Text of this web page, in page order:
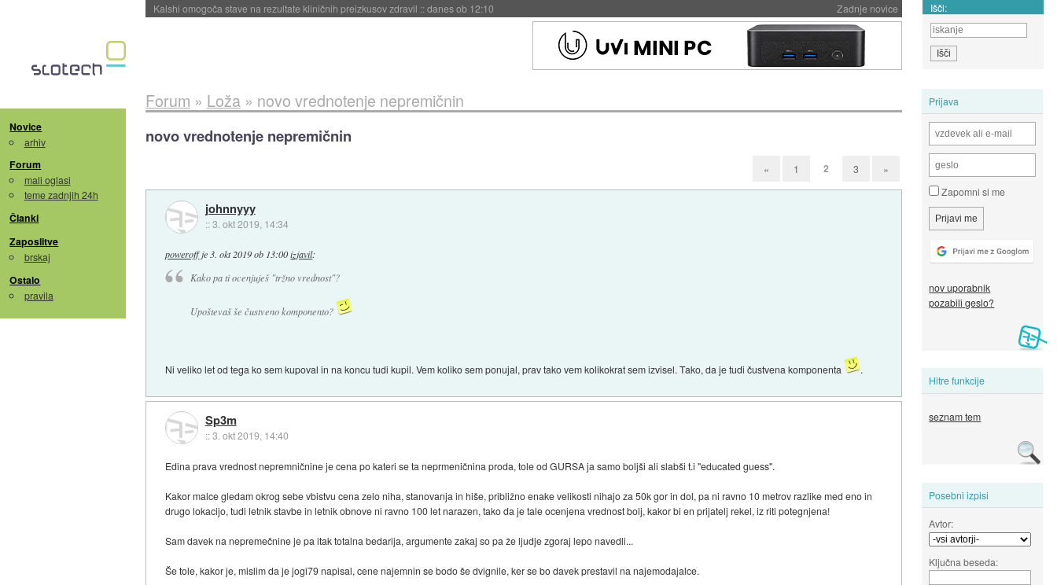
Zadnje novice
Sandisk že prodal več kot polovico SSD-jev za naslednji dve leti::danes ob 11:37 Išči:
Novice
arhiv
Forum
mali oglasi
teme zadnjih 24h
Članki
Zaposlitve
brskaj
Ostalo
pravila
Prijava
Zapomni si me
nov uporabnik
pozabili geslo?
Hitre funkcije
seznam tem
Posebni izpisi
Avtor:
Ključna beseda:
Forum » Loža» novo vrednotenje nepremičnin
novo vrednotenje nepremičnin
« 1 2 3 »
johnnyyy
::3. okt 2019, 14:34
poweroffje 3. okt 2019 ob 13:00 izjavil:
Kako pa ti ocenjuješ "tržno vrednost"?
Upoštevaš še čustveno komponento?
Ni veliko let od tega ko sem kupoval in na koncu tudi kupil. Vem koliko sem ponujal, prav tako vem kolikokrat sem izvisel. Tako, da je tudi čustvena komponenta .
Sp3m
::3. okt 2019, 14:40
Edina prava vrednost nepremničnine je cena po kateri se ta neprmeničnina proda, tole od GURSA ja samo boljši ali slabši t.i "educated guess".
Kakor malce gledam okrog sebe vbistvu cena zelo niha, stanovanja in hiše, približno enake velikosti nihajo za 50k gor in dol, pa ni ravno 10 metrov razlike med eno in
drugo lokacijo, tudi letnik stavbe in letnik obnove ni ravno 100 let narazen, tako da je tale ocenjena vrednost bolj, kakor bi en prijatelj rekel, iz riti potegnjena!
Sam davek na nepremečnine je pa itak totalna bedarija, argumente zakaj so pa že ljudje zgoraj lepo navedli...
Še tole, kakor je, mislim da je jogi79 napisal, cene najemnin se bodo še dvignile, ker se bo davek prestavil na najemodajalce.